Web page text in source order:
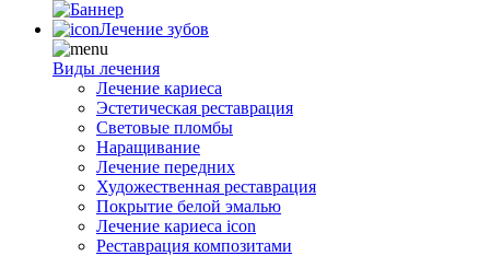
Лечение зубов
Виды лечения
Лечение кариеса
Эстетическая реставрация
Световые пломбы
Наращивание
Лечение передних
Художественная реставрация
Покрытие белой эмалью
Лечение кариеса icon
Реставрация композитами